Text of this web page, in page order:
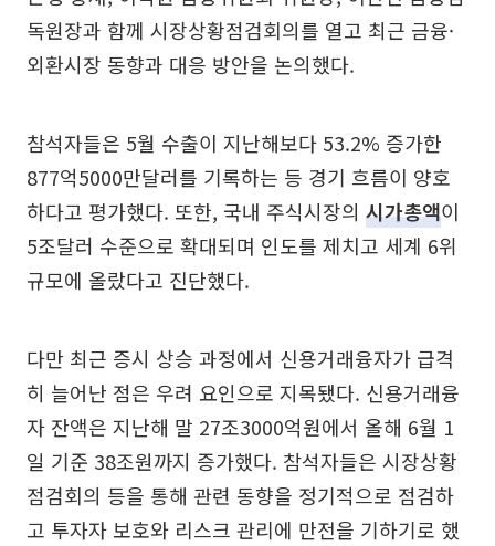
독원장과 함께 시장상황점검회의를 열고 최근 금융·
외환시장 동향과 대응 방안을 논의했다.
참석자들은 5월 수출이 지난해보다 53.2% 증가한
877억5000만달러를 기록하는 등 경기 흐름이 양호
하다고 평가했다. 또한, 국내 주식시장의 시가총액이
5조달러 수준으로 확대되며 인도를 제치고 세계 6위
규모에 올랐다고 진단했다.
다만 최근 증시 상승 과정에서 신용거래융자가 급격
히 늘어난 점은 우려 요인으로 지목됐다. 신용거래융
자 잔액은 지난해 말 27조3000억원에서 올해 6월 1
일 기준 38조원까지 증가했다. 참석자들은 시장상황
점검회의 등을 통해 관련 동향을 정기적으로 점검하
고 투자자 보호와 리스크 관리에 만전을 기하기로 했